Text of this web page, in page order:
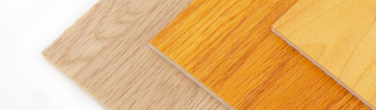
français
español
português